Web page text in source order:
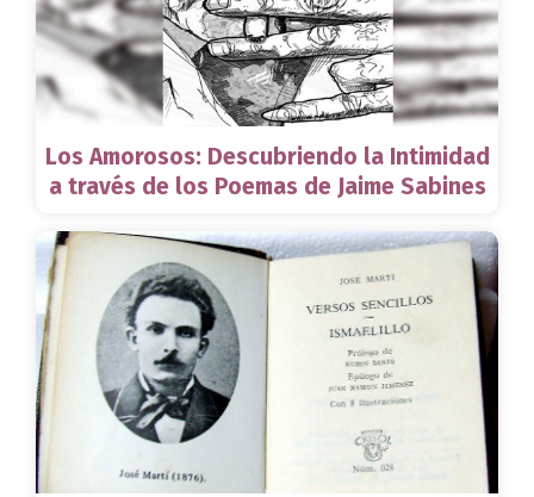
Los Amorosos: Descubriendo la Intimidad
a través de los Poemas de Jaime Sabines